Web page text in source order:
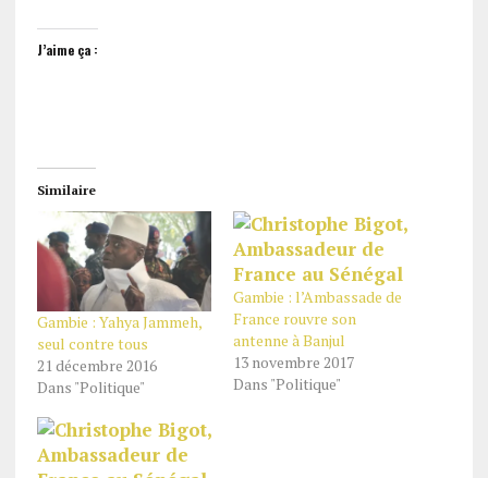
J’aime ça :
Similaire
Gambie : Yahya Jammeh,
seul contre tous
21 décembre 2016
Dans "Politique"
Gambie : l’Ambassade de
France rouvre son
antenne à Banjul
13 novembre 2017
Dans "Politique"